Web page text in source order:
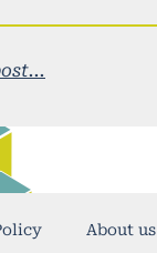
About us